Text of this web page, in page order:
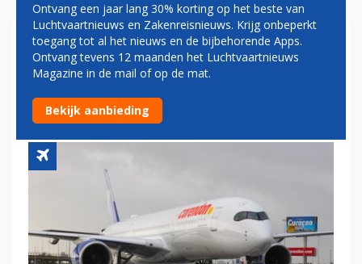
CORENDON LANGER MET
GEHUURDE AIRBUS A350
NAAR DE ANTILLEN
Ontvang een jaar lang 30% korting op het beste van
Luchtvaartnieuws en Zakenreisnieuws. Krijg onbeperkt
toegang tot al het nieuws en de bijbehorende Apps.
Ontvang tevens 12 maanden het Luchtvaartnieuws
Magazine in de mail of op de mat.
Bekijk aanbieding